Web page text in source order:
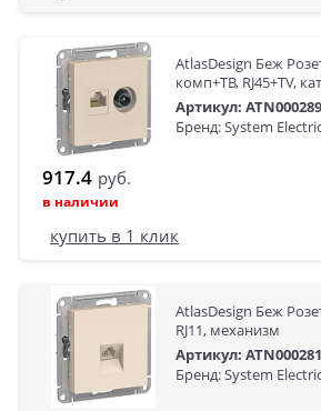
AtlasDesign Беж
комп+ТВ, RJ45+TV,
Артикул: ATN000289
Бренд: System
917.4 руб.
в наличии
купить в 1 клик
AtlasDesign Беж
RJ11, механизм
Артикул: ATN000281
Бренд: System